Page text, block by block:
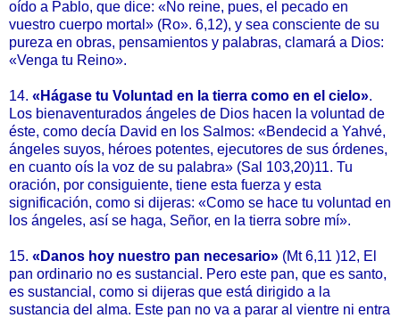
oído a Pablo, que dice: «No reine, pues, el pecado en
vuestro cuerpo mortal» (Ro». 6,12), y sea consciente de su
pureza en obras, pensamientos y palabras, clamará a Dios:
«Venga tu Reino».
14. «Hágase tu Voluntad en la tierra como en el cielo».
Los bienaventurados ángeles de Dios hacen la voluntad de
éste, como decía David en los Salmos: «Bendecid a Yahvé,
ángeles suyos, héroes potentes, ejecutores de sus órdenes,
en cuanto oís la voz de su palabra» (Sal 103,20)11. Tu
oración, por consiguiente, tiene esta fuerza y esta
significación, como si dijeras: «Como se hace tu voluntad en
los ángeles, así se haga, Señor, en la tierra sobre mí».
15. «Danos hoy nuestro pan necesario» (Mt 6,11 )12, El
pan ordinario no es sustancial. Pero este pan, que es santo,
es sustancial, como si dijeras que está dirigido a la
sustancia del alma. Este pan no va a parar al vientre ni entra